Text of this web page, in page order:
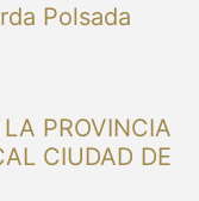
Polsada
PROVINCIA
CIUDAD DE